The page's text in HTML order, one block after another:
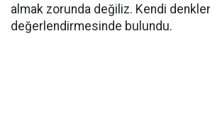
almak zorunda değiliz. Kendi
değerlendirmesinde bulundu.